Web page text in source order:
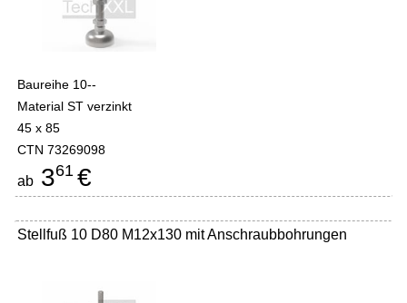
Baureihe 10--
Material ST verzinkt
45 x 85
CTN 73269098
ab 361 €
Stellfuß 10 D80 M12x130 mit Anschraubbohrungen